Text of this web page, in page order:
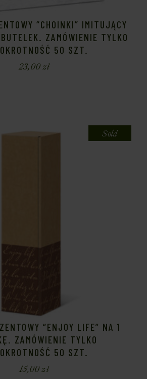
“CHOINKI” IMITUJĄCY
ZAMÓWIENIE TYLKO
50 SZT.
23,00zł
Sold
“ENJOY LIFE” NA 1
ZAMÓWIENIE TYLKO
50 SZT.
15,00zł